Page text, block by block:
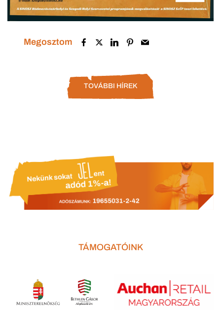
Megosztom
TOVÁBBI HÍREK
TÁMOGATÓINK